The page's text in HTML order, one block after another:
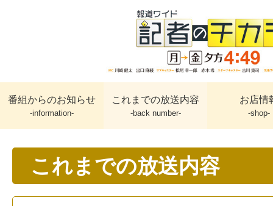
番組からのお知らせ
-information-
これまでの放送内容
-back number-
お店情
-shop-
これまでの放送内容